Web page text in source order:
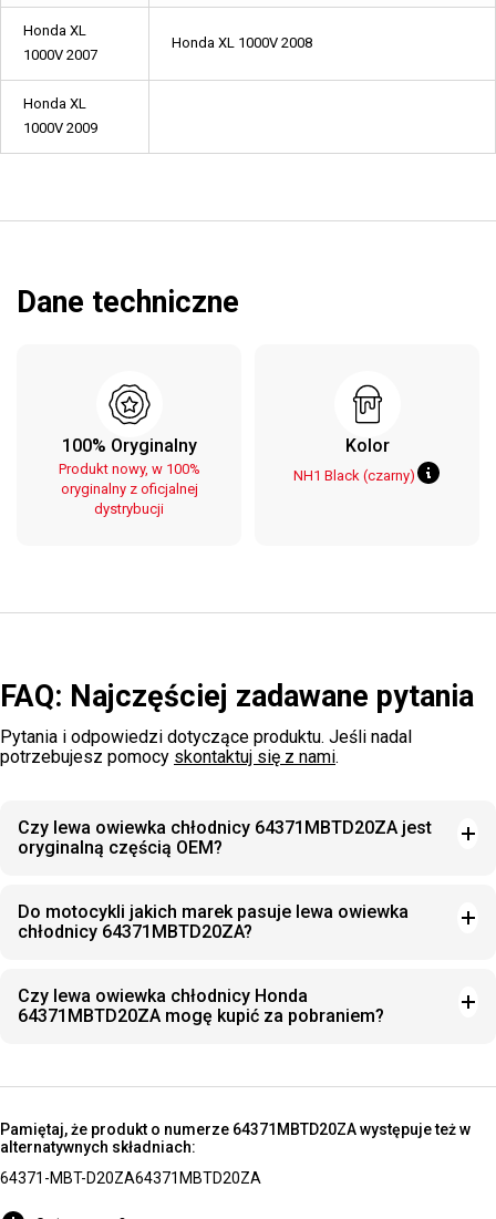
Honda XL
1000V 2007
Honda XL 1000V 2008
Honda XL
1000V 2009
Dane techniczne
100% Oryginalny
Produkt nowy, w 100%
oryginalny z oficjalnej
dystrybucji
Kolor
NH1 Black (czarny)
FAQ: Najczęściej zadawane pytania
Pytania i odpowiedzi dotyczące produktu. Jeśli nadal
potrzebujesz pomocy skontaktuj się z nami.
Czy lewa owiewka chłodnicy 64371MBTD20ZA jest
oryginalną częścią OEM?
Do motocykli jakich marek pasuje lewa owiewka
chłodnicy 64371MBTD20ZA?
Czy lewa owiewka chłodnicy Honda
64371MBTD20ZA mogę kupić za pobraniem?
Pamiętaj, że produkt o numerze 64371MBTD20ZA występuje też w
alternatywnych składniach:
64371-MBT-D20ZA64371MBTD20ZA